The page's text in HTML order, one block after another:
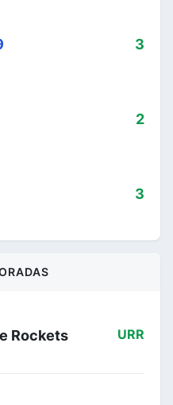
3
2
3
Rockets URR